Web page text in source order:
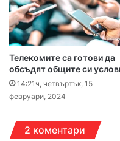
Телекомите са готови да
обсъдят общите си
14:21ч, четвъртък, 15
февруари, 2024
2 коментари